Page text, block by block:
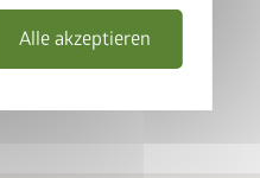
Alle akzeptieren